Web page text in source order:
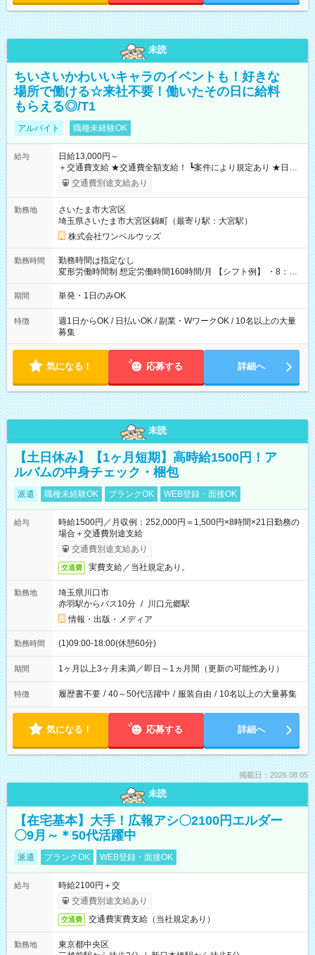
未読
ちいさいかわいいキャラのイベントも！好きな
場所で働ける☆来社不要！働いたその日に給料
もらえる◎/T1
アルバイト 職種未経験OK
給与
日給13,000円～
＋交通費支給 ★交通費全額支給！ ┗案件により規定あり ★日払
いOK！（規定あり） ┗働いたその日に現金GET♪ お仕事後はコ
ンビニATMから 日払い分を引き落とせます！ 【試用期間】試
交通費別途支給あり
勤務地
さいたま市大宮区
埼玉県さいたま市大宮区錦町（最寄り駅：大宮駅）
株式会社ワンベルウッズ
勤務時間
勤務時間は指定なし
変形労働時間制 想定労働時間160時間/月 【シフト例】 ・8：00
～21：00
期間 単発・1日のみOK
特徴
週1日からOK / 日払いOK / 副業・WワークOK / 10名以上の大量
募集
気になる！ 応募する 詳細へ
未読
【土日休み】【1ヶ月短期】高時給1500円！ア
ルバムの中身チェック・梱包
派遣 職種未経験OK ブランクOK WEB登録・面接OK
給与
時給1500円／月収例：252,000円＝1,500円×8時間×21日勤務の
場合＋交通費別途支給
交通費別途支給あり
交通費 実費支給／当社規定あり。
勤務地
埼玉県川口市
赤羽駅からバス10分 / 川口元郷駅
情報・出版・メディア
勤務時間 (1)09:00-18:00(休憩60分)
期間 1ヶ月以上3ヶ月未満／即日～1ヵ月間（更新の可能性あり）
特徴 履歴書不要 / 40～50代活躍中 / 服装自由 / 10名以上の大量募集
気になる！ 応募する 詳細へ
掲載日：2026.08.05
未読
【在宅基本】大手！広報アシ〇2100円エルダー
〇9月～＊50代活躍中
派遣 ブランクOK WEB登録・面接OK
給与
時給2100円＋交
交通費別途支給あり
交通費 交通費実費支給（当社規定あり）
勤務地
東京都中央区